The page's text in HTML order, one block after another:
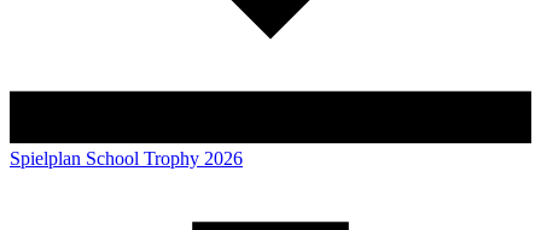
Spielplan School Trophy 2026